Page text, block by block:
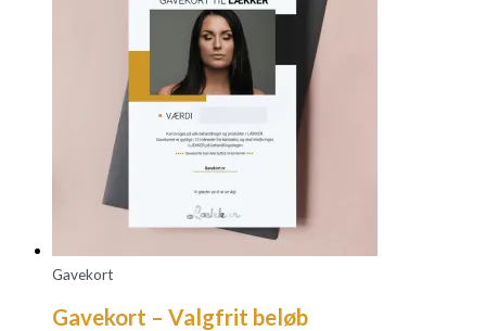
Gavekort
Gavekort – Valgfrit beløb